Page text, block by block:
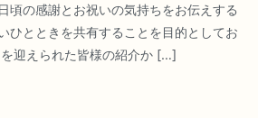
頃の感謝とお祝いの気持ちをお伝えする
ひとときを共有することを目的としてお
迎えられた皆様の紹介か […]